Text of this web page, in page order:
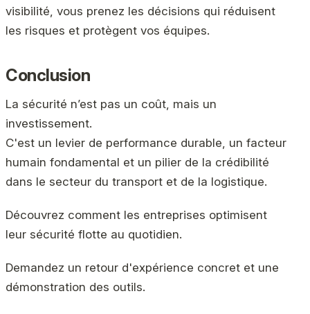
visibilité, vous prenez les décisions qui réduisent
les risques et protègent vos équipes.
Conclusion
La sécurité n’est pas un coût, mais un
investissement.
C'est un levier de performance durable, un facteur
humain fondamental et un pilier de la crédibilité
dans le secteur du transport et de la logistique.
Découvrez comment les entreprises optimisent
leur sécurité flotte au quotidien.
Demandez un retour d'expérience concret et une
démonstration des outils.